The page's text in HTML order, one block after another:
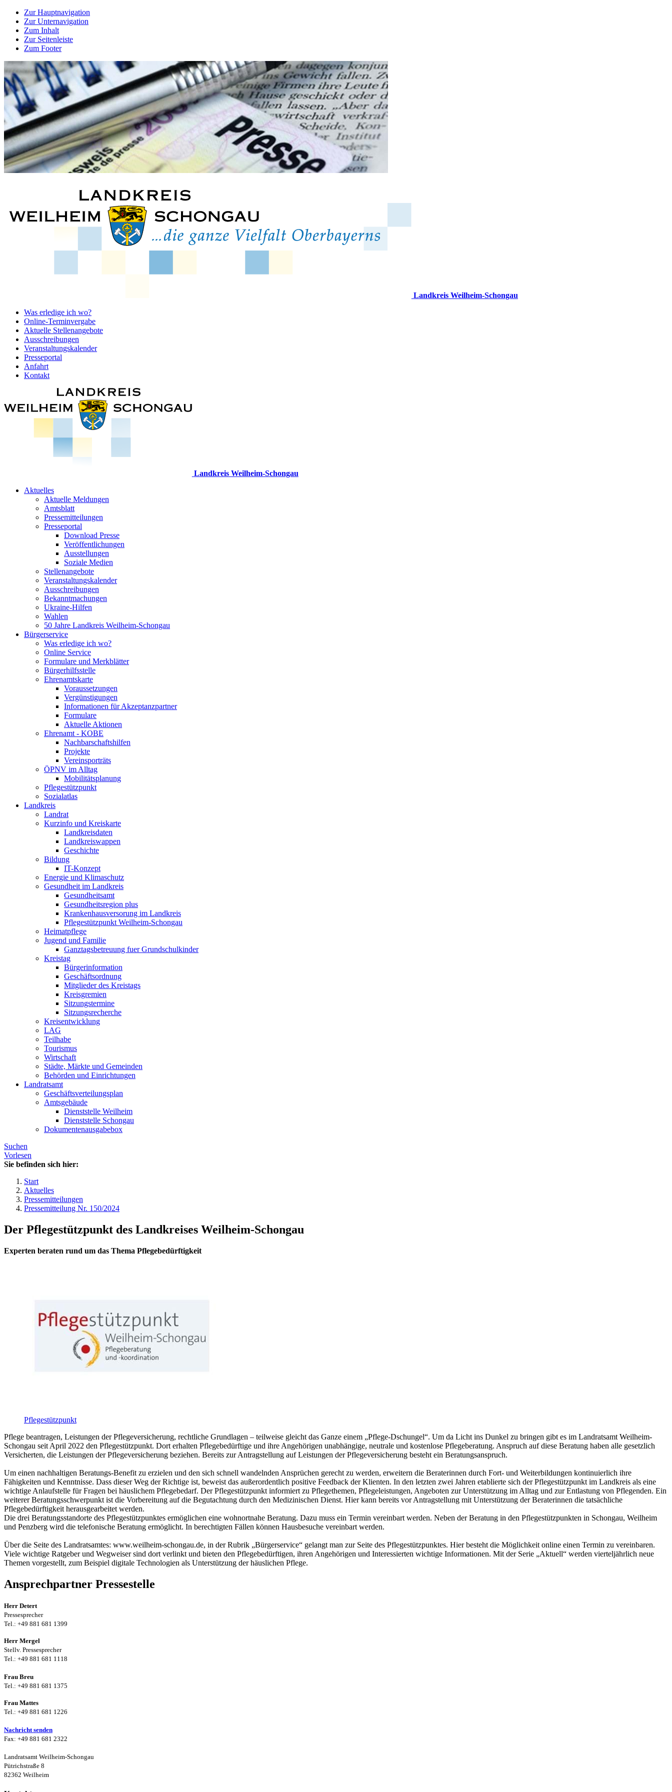
Zur Hauptnavigation
Zur Unternavigation
Zum Inhalt
Zur Seitenleiste
Zum Footer
Landkreis Weilheim-Schongau
Was erledige ich wo?
Online-Terminvergabe
Aktuelle Stellenangebote
Ausschreibungen
Veranstaltungskalender
Presseportal
Anfahrt
Kontakt
Landkreis Weilheim-Schongau
Aktuelles
Aktuelle Meldungen
Amtsblatt
Pressemitteilungen
Presseportal
Download Presse
Veröffentlichungen
Ausstellungen
Soziale Medien
Stellenangebote
Veranstaltungskalender
Ausschreibungen
Bekanntmachungen
Ukraine-Hilfen
Wahlen
50 Jahre Landkreis Weilheim-Schongau
Bürgerservice
Was erledige ich wo?
Online Service
Formulare und Merkblätter
Bürgerhilfsstelle
Ehrenamtskarte
Voraussetzungen
Vergünstigungen
Informationen für Akzeptanzpartner
Formulare
Aktuelle Aktionen
Ehrenamt - KOBE
Nachbarschaftshilfen
Projekte
Vereinsporträts
ÖPNV im Alltag
Mobilitätsplanung
Pflegestützpunkt
Sozialatlas
Landkreis
Landrat
Kurzinfo und Kreiskarte
Landkreisdaten
Landkreiswappen
Geschichte
Bildung
IT-Konzept
Energie und Klimaschutz
Gesundheit im Landkreis
Gesundheitsamt
Gesundheitsregion plus
Krankenhausversorung im Landkreis
Pflegestützpunkt Weilheim-Schongau
Heimatpflege
Jugend und Familie
Ganztagsbetreuung fuer Grundschulkinder
Kreistag
Bürgerinformation
Geschäftsordnung
Mitglieder des Kreistags
Kreisgremien
Sitzungstermine
Sitzungsrecherche
Kreisentwicklung
LAG
Teilhabe
Tourismus
Wirtschaft
Städte, Märkte und Gemeinden
Behörden und Einrichtungen
Landratsamt
Geschäftsverteilungsplan
Amtsgebäude
Dienststelle Weilheim
Dienststelle Schongau
Dokumentenausgabebox
Suchen
Vorlesen
Sie befinden sich hier:
Start
Aktuelles
Pressemitteilungen
Pressemitteilung Nr. 150/2024
Der Pflegestützpunkt des Landkreises Weilheim-Schongau
Experten beraten rund um das Thema Pflegebedürftigkeit
Pflegestützpunkt
Pflege beantragen, Leistungen der Pflegeversicherung, rechtliche Grundlagen – teilweise gleicht das Ganze einem „Pflege-Dschungel“. Um da Licht ins Dunkel zu bringen gibt es im Landratsamt Weilheim-
Schongau seit April 2022 den Pflegestützpunkt. Dort erhalten Pflegebedürftige und ihre Angehörigen unabhängige, neutrale und kostenlose Pflegeberatung. Anspruch auf diese Beratung haben alle gesetzlich
Versicherten, die Leistungen der Pflegeversicherung beziehen. Bereits zur Antragstellung auf Leistungen der Pflegeversicherung besteht ein Beratungsanspruch.
Um einen nachhaltigen Beratungs-Benefit zu erzielen und den sich schnell wandelnden Ansprüchen gerecht zu werden, erweitern die Beraterinnen durch Fort- und Weiterbildungen kontinuierlich ihre
Fähigkeiten und Kenntnisse. Dass dieser Weg der Richtige ist, beweist das außerordentlich positive Feedback der Klienten. In den letzten zwei Jahren etablierte sich der Pflegestützpunkt im Landkreis als eine
wichtige Anlaufstelle für Fragen bei häuslichem Pflegebedarf. Der Pflegestützpunkt informiert zu Pflegethemen, Pflegeleistungen, Angeboten zur Unterstützung im Alltag und zur Entlastung von Pflegenden. Ein
weiterer Beratungsschwerpunkt ist die Vorbereitung auf die Begutachtung durch den Medizinischen Dienst. Hier kann bereits vor Antragstellung mit Unterstützung der Beraterinnen die tatsächliche
Pflegebedürftigkeit herausgearbeitet werden.
Die drei Beratungsstandorte des Pflegestützpunktes ermöglichen eine wohnortnahe Beratung. Dazu muss ein Termin vereinbart werden. Neben der Beratung in den Pflegestützpunkten in Schongau, Weilheim
und Penzberg wird die telefonische Beratung ermöglicht. In berechtigten Fällen können Hausbesuche vereinbart werden.
Über die Seite des Landratsamtes: www.weilheim-schongau.de, in der Rubrik „Bürgerservice“ gelangt man zur Seite des Pflegestützpunktes. Hier besteht die Möglichkeit online einen Termin zu vereinbaren.
Viele wichtige Ratgeber und Wegweiser sind dort verlinkt und bieten den Pflegebedürftigen, ihren Angehörigen und Interessierten wichtige Informationen. Mit der Serie „Aktuell“ werden vierteljährlich neue
Themen vorgestellt, zum Beispiel digitale Technologien als Unterstützung der häuslichen Pflege.
Ansprechpartner Pressestelle
Herr Detert
Pressesprecher
Tel.: +49 881 681 1399
Herr Mergel
Stellv. Pressesprecher
Tel.: +49 881 681 1118
Frau Breu
Tel.: +49 881 681 1375
Frau Mattes
Tel.: +49 881 681 1226
Nachricht senden
Fax: +49 881 681 2322
Landratsamt Weilheim-Schongau
Pütrichstraße 8
82362 Weilheim